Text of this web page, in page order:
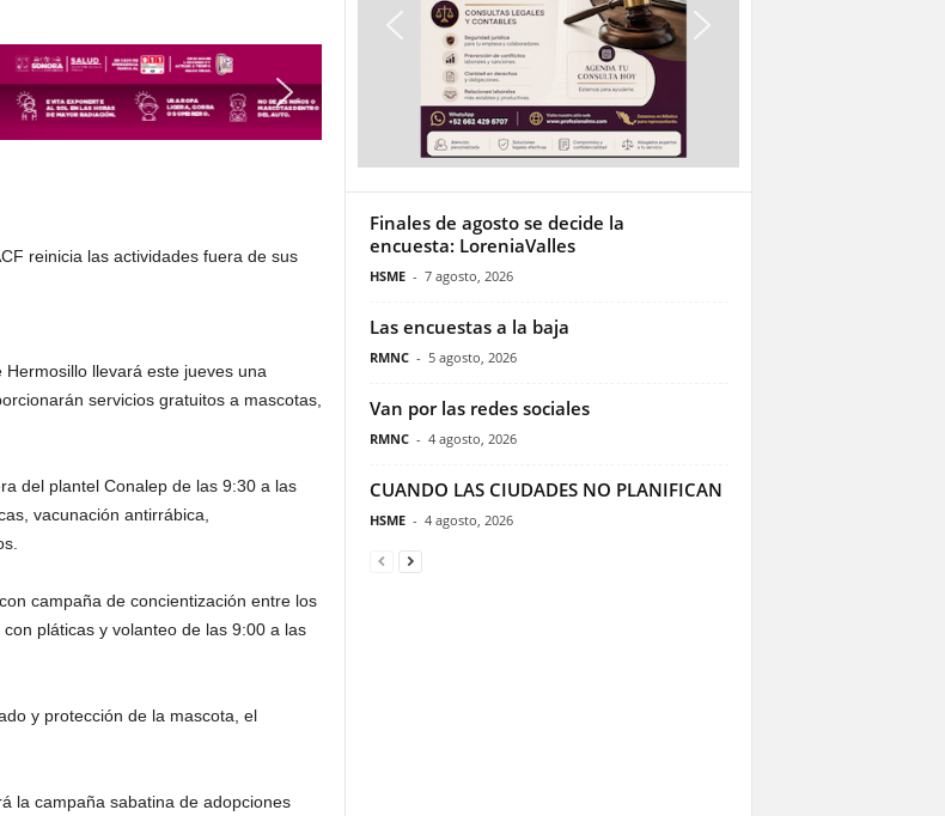
reinicia las actividades fuera de sus
llevará este jueves una
servicios gratuitos a mascotas,
del plantel Conalep de las 9:30 a las
vacunación antirrábica,
campaña de concientización entre los
pláticas y volanteo de las 9:00 a las
y protección de la mascota, el
la campaña sabatina de adopciones
Finales de agosto se decide la
encuesta: LoreniaValles
HSME - 7 agosto, 2026
Las encuestas a la baja
RMNC - 5 agosto, 2026
Van por las redes sociales
RMNC - 4 agosto, 2026
CUANDO LAS CIUDADES NO PLANIFICAN
HSME - 4 agosto, 2026